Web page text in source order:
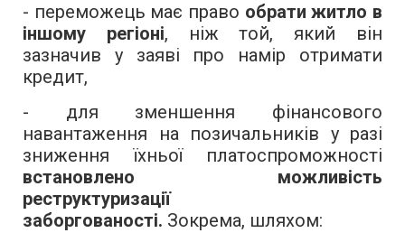
- переможець має право обрати житло в
іншому регіоні, ніж той, який він
зазначив у заяві про намір отримати
кредит,
- для зменшення фінансового
навантаження на позичальників у разі
зниження їхньої платоспроможності
встановлено можливість
реструктуризації
заборгованості. Зокрема, шляхом: